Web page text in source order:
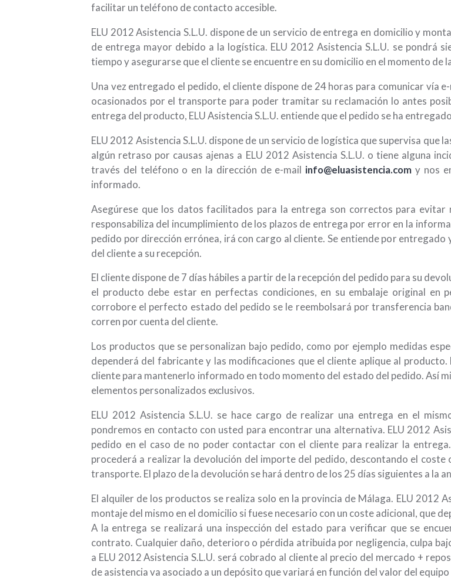
facilitar un teléfono de contacto accesible.
ELU 2012 Asistencia S.L.U. dispone de un servicio de entrega en domicilio y
de entrega mayor debido a la logística. ELU 2012 Asistencia S.L.U. se pondrá
tiempo y asegurarse que el cliente se encuentre en su domicilio en el momento de
Una vez entregado el pedido, el cliente dispone de 24 horas para comunicar vía
ocasionados por el transporte para poder tramitar su reclamación lo antes
entrega del producto, ELU Asistencia S.L.U. entiende que el pedido se ha
ELU 2012 Asistencia S.L.U. dispone de un servicio de logística que supervisa que
algún retraso por causas ajenas a ELU 2012 Asistencia S.L.U. o tiene alguna
través del teléfono o en la dirección de e-mail info@eluasistencia.com y nos
informado.
Asegúrese que los datos facilitados para la entrega son correctos para evitar
responsabiliza del incumplimiento de los plazos de entrega por error en la
pedido por dirección errónea, irá con cargo al cliente. Se entiende por
del cliente a su recepción.
El cliente dispone de 7 días hábiles a partir de la recepción del pedido para su
el producto debe estar en perfectas condiciones, en su embalaje original en
corrobore el perfecto estado del pedido se le reembolsará por transferencia
corren por cuenta del cliente.
Los productos que se personalizan bajo pedido, como por ejemplo medidas
dependerá del fabricante y las modificaciones que el cliente aplique al
cliente para mantenerlo informado en todo momento del estado del pedido. Así
elementos personalizados exclusivos.
ELU 2012 Asistencia S.L.U. se hace cargo de realizar una entrega en el
pondremos en contacto con usted para encontrar una alternativa. ELU 2012
pedido en el caso de no poder contactar con el cliente para realizar la
procederá a realizar la devolución del importe del pedido, descontando el
transporte. El plazo de la devolución se hará dentro de los 25 días siguientes a la
El alquiler de los productos se realiza solo en la provincia de Málaga. ELU 2012
montaje del mismo en el domicilio si fuese necesario con un coste adicional, que
A la entrega se realizará una inspección del estado para verificar que se
contrato. Cualquier daño, deterioro o pérdida atribuida por negligencia, culpa
a ELU 2012 Asistencia S.L.U. será cobrado al cliente al precio del mercado +
de asistencia va asociado a un depósito que variará en función del valor del